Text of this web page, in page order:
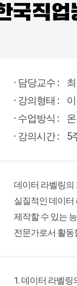
· 담당교수 :
· 강의형태 :
· 수업방식 :
· 강의시간 :
5
데이터 라벨링의
실질적인 데이터
제작할 수 있는
전문가로서 활동
1. 데이터 라벨링